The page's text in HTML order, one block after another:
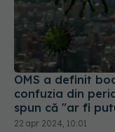
OMS a definit
confuzia din
spun că "ar fi
22 apr 2024, 10:01